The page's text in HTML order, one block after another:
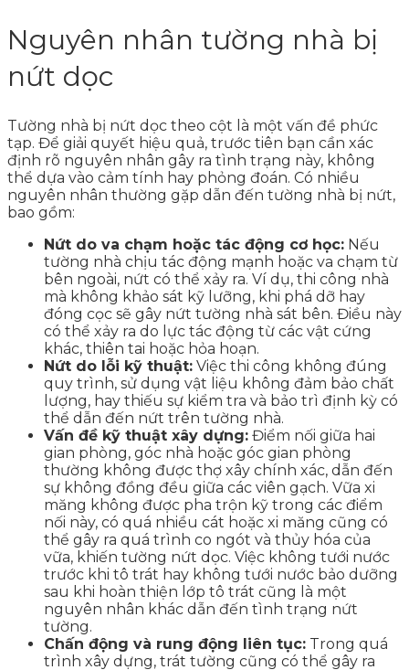
Nguyên nhân tường nhà bị
nứt dọc
Tường nhà bị nứt dọc theo cột là một vấn đề phức
tạp. Để giải quyết hiệu quả, trước tiên bạn cần xác
định rõ nguyên nhân gây ra tình trạng này, không
thể dựa vào cảm tính hay phỏng đoán. Có nhiều
nguyên nhân thường gặp dẫn đến tường nhà bị nứt,
bao gồm:
Nứt do va chạm hoặc tác động cơ học: Nếu
tường nhà chịu tác động mạnh hoặc va chạm từ
bên ngoài, nứt có thể xảy ra. Ví dụ, thi công nhà
mà không khảo sát kỹ lưỡng, khi phá dỡ hay
đóng cọc sẽ gây nứt tường nhà sát bên. Điều này
có thể xảy ra do lực tác động từ các vật cứng
khác, thiên tai hoặc hỏa hoạn.
Nứt do lỗi kỹ thuật: Việc thi công không đúng
quy trình, sử dụng vật liệu không đảm bảo chất
lượng, hay thiếu sự kiểm tra và bảo trì định kỳ có
thể dẫn đến nứt trên tường nhà.
Vấn đề kỹ thuật xây dựng: Điểm nối giữa hai
gian phòng, góc nhà hoặc góc gian phòng
thường không được thợ xây chính xác, dẫn đến
sự không đồng đều giữa các viên gạch. Vữa xi
măng không được pha trộn kỹ trong các điểm
nối này, có quá nhiều cát hoặc xi măng cũng có
thể gây ra quá trình co ngót và thủy hóa của
vữa, khiến tường nứt dọc. Việc không tưới nước
trước khi tô trát hay không tưới nước bảo dưỡng
sau khi hoàn thiện lớp tô trát cũng là một
nguyên nhân khác dẫn đến tình trạng nứt
tường.
Chấn động và rung động liên tục: Trong quá
trình xây dựng, trát tường cũng có thể gây ra